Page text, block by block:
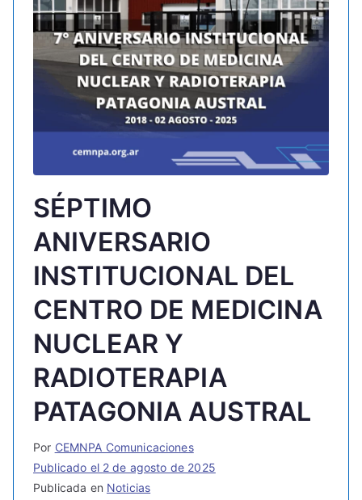
SÉPTIMO
ANIVERSARIO
INSTITUCIONAL DEL
CENTRO DE MEDICINA
NUCLEAR Y
RADIOTERAPIA
PATAGONIA AUSTRAL
Por CEMNPA Comunicaciones
Publicado el 2 de agosto de 2025
Publicada en Noticias